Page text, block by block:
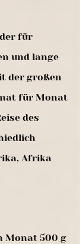
für
und lange
der großen
für Monat
des
Afrika
Monat 500 g